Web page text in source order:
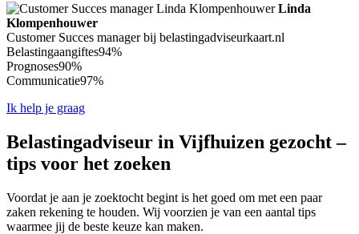
Linda
Klompenhouwer
Customer Succes manager bij belastingadviseurkaart.nl
Belastingaangiftes94%
Prognoses90%
Communicatie97%
Ik help je graag
Belastingadviseur in Vijfhuizen gezocht –
tips voor het zoeken
Voordat je aan je zoektocht begint is het goed om met een paar
zaken rekening te houden. Wij voorzien je van een aantal tips
waarmee jij de beste keuze kan maken.